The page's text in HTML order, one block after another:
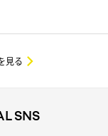
見る
SNS